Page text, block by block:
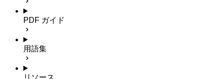
PDF ガイド
用語集
リソース